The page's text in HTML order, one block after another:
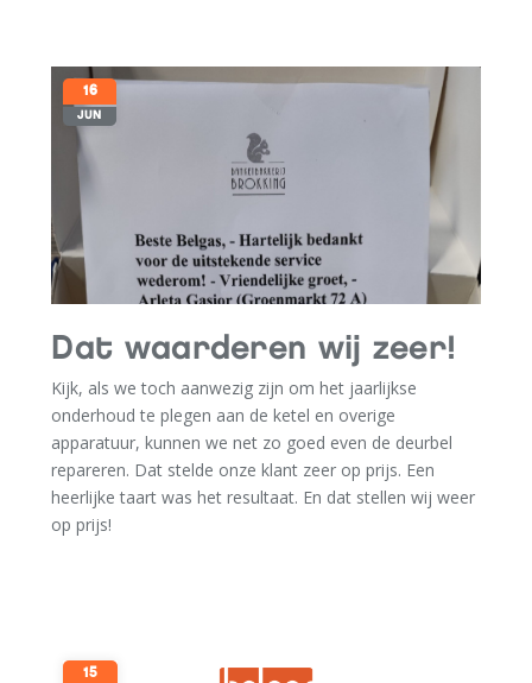
16
JUN
Dat waarderen wij zeer!
Kijk, als we toch aanwezig zijn om het jaarlijkse
onderhoud te plegen aan de ketel en overige
apparatuur, kunnen we net zo goed even de deurbel
repareren. Dat stelde onze klant zeer op prijs. Een
heerlijke taart was het resultaat. En dat stellen wij weer
op prijs!
15